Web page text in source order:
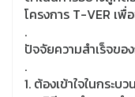
โครงการ T-VER เ
.
ปัจจัยความสำเร็จขอ
.
1. ต้องเข้าใจในกระบ